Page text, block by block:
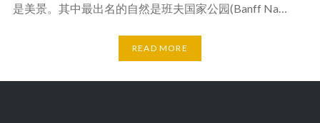
是美景。其中最出名的自然是班夫国家公园(Banff Na…
READ MORE